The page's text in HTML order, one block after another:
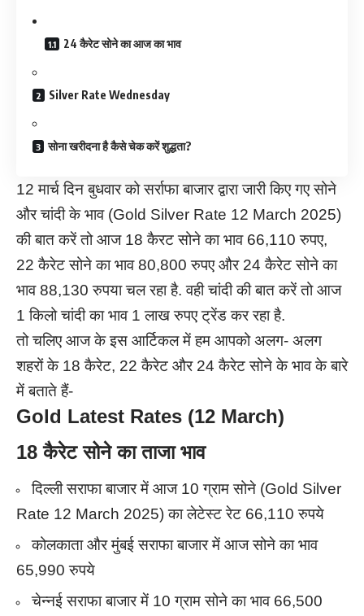
24 कैरेट सोने का आज का भाव
Silver Rate Wednesday
सोना खरीदना है कैसे चेक करें शुद्धता?
12 मार्च दिन बुधवार को सर्राफा बाजार द्वारा जारी किए गए सोने
और चांदी के भाव (Gold Silver Rate 12 March 2025)
की बात करें तो आज 18 कैरट सोने का भाव 66,110 रुपए,
22 कैरेट सोने का भाव 80,800 रुपए और 24 कैरेट सोने का
भाव 88,130 रुपया चल रहा है. वही चांदी की बात करें तो आज
1 किलो चांदी का भाव 1 लाख रुपए ट्रेंड कर रहा है.
तो चलिए आज के इस आर्टिकल में हम आपको अलग- अलग
शहरों के 18 कैरेट, 22 कैरेट और 24 कैरेट सोने के भाव के बारे
में बताते हैं-
Gold Latest Rates (12 March)
18 कैरेट सोने का ताजा भाव
दिल्ली सराफा बाजार में आज 10 ग्राम सोने (Gold Silver
Rate 12 March 2025) का लेटेस्ट रेट 66,110 रुपये
कोलकाता और मुंबई सराफा बाजार में आज सोने का भाव
65,990 रुपये
चेन्नई सराफा बाजार में 10 ग्राम सोने का भाव 66,500